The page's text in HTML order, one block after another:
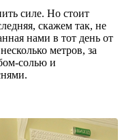
силе. Но стоит
скажем так, не
нами в тот день от
метров, за
солью и